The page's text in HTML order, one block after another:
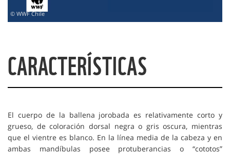
© WWF Chile
CARACTERÍSTICAS
El cuerpo de la ballena jorobada es relativamente corto y
grueso, de coloración dorsal negra o gris oscura, mientras
que el vientre es blanco. En la línea media de la cabeza y en
ambas mandíbulas posee protuberancias o “cototos”